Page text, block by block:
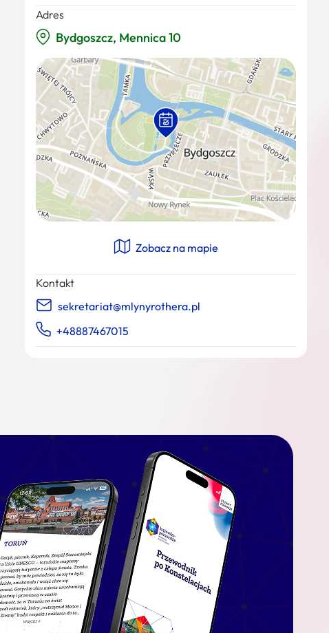
Adres
Bydgoszcz, Mennica 10
Zobacz na mapie
Kontakt
sekretariat@mlynyrothera.pl
+48887467015